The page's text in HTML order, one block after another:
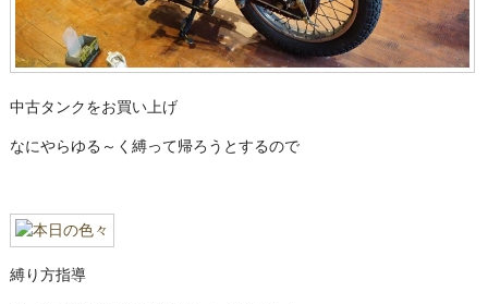
中古タンクをお買い上げ
なにやらゆる～く縛って帰ろうとするので
縛り方指導